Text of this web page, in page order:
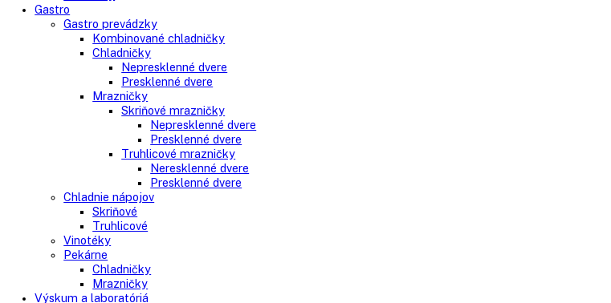
Klasické chladničky
Stolové chladničky
Americké chladničky
Chladnička na víno
Humidory
Gastro prevádzky
Kombinované chladničky
Chladničky
Nepresklenné dvere
Presklenné dvere
Mrazničky
Skriňové mrazničky
Truhlicové mrazničky